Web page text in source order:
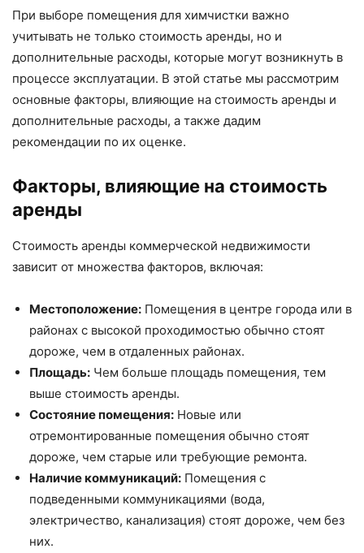
При выборе помещения для химчистки важно
учитывать не только стоимость аренды, но и
дополнительные расходы, которые могут возникнуть в
процессе эксплуатации. В этой статье мы рассмотрим
основные факторы, влияющие на стоимость аренды и
дополнительные расходы, а также дадим
рекомендации по их оценке.
Факторы, влияющие на стоимость
аренды
Стоимость аренды коммерческой недвижимости
зависит от множества факторов, включая:
Местоположение: Помещения в центре города или в
районах с высокой проходимостью обычно стоят
дороже, чем в отдаленных районах.
Площадь: Чем больше площадь помещения, тем
выше стоимость аренды.
Состояние помещения: Новые или
отремонтированные помещения обычно стоят
дороже, чем старые или требующие ремонта.
Наличие коммуникаций: Помещения с
подведенными коммуникациями (вода,
электричество, канализация) стоят дороже, чем без
них.